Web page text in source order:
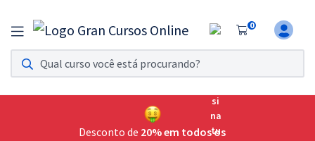
0
Assinatura Ilimitada 11
Acesso a todos os cursos. Teste grátis por 7 dias!
Assinatura OAB Até Passar
Acesso ilimitado a toda preparação para o Exame da
Desconto de 20% em todos os